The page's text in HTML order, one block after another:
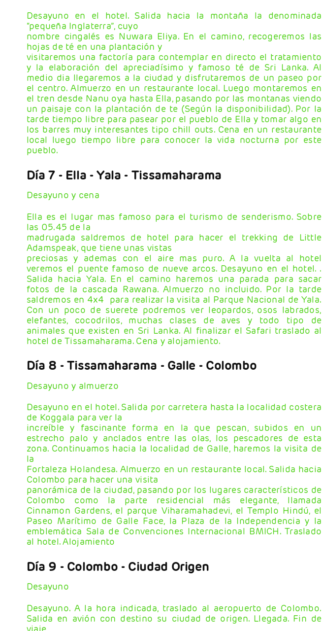
Desayuno en el hotel. Salida hacia la montaña la denominada
“pequeña Inglaterra”, cuyo
nombre cingalés es Nuwara Eliya. En el camino, recogeremos las
hojas de té en una plantación y
visitaremos una factoría para contemplar en directo el tratamiento
y la elaboración del apreciadísimo y famoso té de Sri Lanka. Al
medio dia llegaremos a la ciudad y disfrutaremos de un paseo por
el centro. Almuerzo en un restaurante local. Luego montaremos en
el tren desde Nanu oya hasta Ella, pasando por las montanas viendo
un paisaje con la plantación de te (Según la disponibilidad). Por la
tarde tiempo libre para pasear por el pueblo de Ella y tomar algo en
los barres muy interesantes tipo chill outs. Cena en un restaurante
local luego tiempo libre para conocer la vida nocturna por este
pueblo.
Día 7 - Ella - Yala - Tissamaharama
Desayuno y cena
Ella es el lugar mas famoso para el turismo de senderismo. Sobre
las 05.45 de la
madrugada saldremos de hotel para hacer el trekking de Little
Adamspeak, que tiene unas vistas
preciosas y ademas con el aire mas puro. A la vuelta al hotel
veremos el puente famoso de nueve arcos. Desayuno en el hotel. .
Salida hacia Yala. En el camino haremos una parada para sacar
fotos de la cascada Rawana. Almuerzo no incluido. Por la tarde
saldremos en 4x4 para realizar la visita al Parque Nacional de Yala.
Con un poco de suerete podremos ver leopardos, osos labrados,
elefantes, cocodrilos, muchas clases de aves y todo tipo de
animales que existen en Sri Lanka. Al finalizar el Safari traslado al
hotel de Tissamaharama. Cena y alojamiento.
Día 8 - Tissamaharama - Galle - Colombo
Desayuno y almuerzo
Desayuno en el hotel. Salida por carretera hasta la localidad costera
de Koggala para ver la
increíble y fascinante forma en la que pescan, subidos en un
estrecho palo y anclados entre las olas, los pescadores de esta
zona. Continuamos hacia la localidad de Galle, haremos la visita de
la
Fortaleza Holandesa. Almuerzo en un restaurante local. Salida hacia
Colombo para hacer una visita
panorámica de la ciudad, pasando por los lugares característicos de
Colombo como la parte residencial más elegante, llamada
Cinnamon Gardens, el parque Viharamahadevi, el Templo Hindú, el
Paseo Marítimo de Galle Face, la Plaza de la Independencia y la
emblemática Sala de Convenciones Internacional BMICH. Traslado
al hotel. Alojamiento
Día 9 - Colombo - Ciudad Origen
Desayuno
Desayuno. A la hora indicada, traslado al aeropuerto de Colombo.
Salida en avión con destino su ciudad de origen. Llegada. Fin de
viaje